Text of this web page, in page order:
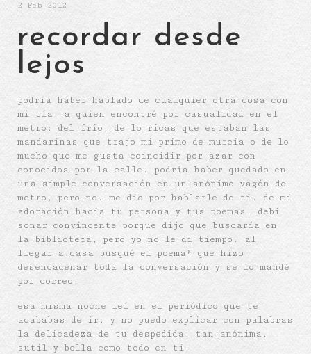
2 Feb 2012
recordar desde
lejos
podría haber hablado de cualquier otra cosa con
mi tía, a quien encontré por casualidad en el
metro: del frío, de lo ricas que estaban las
mandarinas que trajo mi primo de murcia o de lo
mucho que me gusta coincidir por azar con
conocidos por la calle. podría haber quedado en
una simple conversación en un anónimo vagón de
metro, pero no. me dio por hablarle de ti. de mi
adoración hacia tu persona y tus poemas. debí
sonar convincente porque dijo que buscaría en
la biblioteca, pero yo no le di tiempo. al
llegar a casa busqué el poema* que hizo
desencadenar toda la conversación y se lo mandé
por correo.
esa misma noche leí en el periódico que te
acababas de ir, y no puedo explicar con palabras
la delicadeza de tu despedida: tan anónima,
sutil y bella como todo en ti.